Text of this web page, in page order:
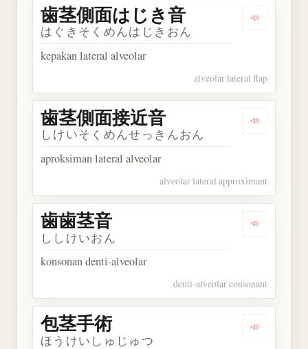
Dengarkan
歯茎側面はじき音
はぐきそくめんはじきおん
kepakan lateral alveolar
alveolar lateral flap
Dengarkan
歯茎側面接近音
しけいそくめんせっきんおん
aproksiman lateral alveolar
alveolar lateral approximant
Dengarkan
歯歯茎音
ししけいおん
konsonan denti-alveolar
denti-alveolar consonant
Dengarkan
包茎手術
ほうけいしゅじゅつ